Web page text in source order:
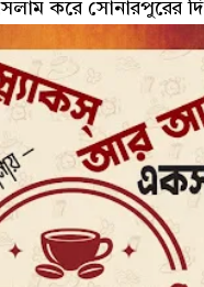
করে সোনারপুরের